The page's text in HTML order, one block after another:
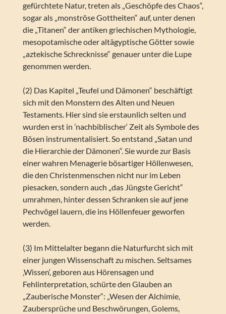
gefürchtete Natur, treten als „Geschöpfe des Chaos“,
sogar als „monströse Gottheiten“ auf, unter denen
die „Titanen“ der antiken griechischen Mythologie,
mesopotamische oder altägyptische Götter sowie
„aztekische Schrecknisse“ genauer unter die Lupe
genommen werden.
(2) Das Kapitel „Teufel und Dämonen“ beschäftigt
sich mit den Monstern des Alten und Neuen
Testaments. Hier sind sie erstaunlich selten und
wurden erst in ’nachbiblischer‘ Zeit als Symbole des
Bösen instrumentalisiert. So entstand „Satan und
die Hierarchie der Dämonen“. Sie wurde zur Basis
einer wahren Menagerie bösartiger Höllenwesen,
die den Christenmenschen nicht nur im Leben
piesacken, sondern auch „das Jüngste Gericht“
umrahmen, hinter dessen Schranken sie auf jene
Pechvögel lauern, die ins Höllenfeuer geworfen
werden.
(3) Im Mittelalter begann die Naturfurcht sich mit
einer jungen Wissenschaft zu mischen. Seltsames
‚Wissen‘, geboren aus Hörensagen und
Fehlinterpretation, schürte den Glauben an
„Zauberische Monster“: „Wesen der Alchimie,
Zaubersprüche und Beschwörungen, Golems,